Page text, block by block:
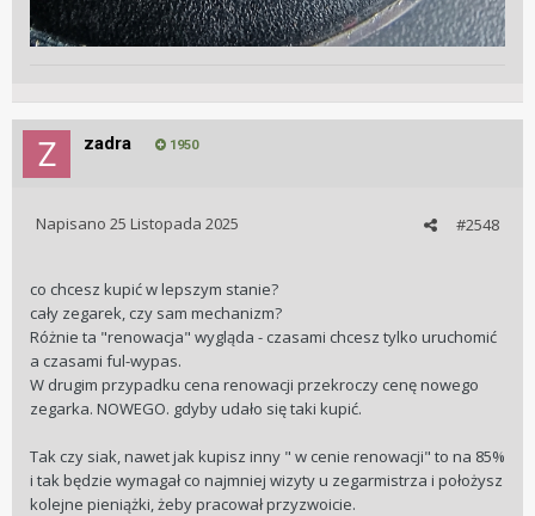
zadra 1950
#2548
Napisano 25 Listopada 2025
co chcesz kupić w lepszym stanie?
cały zegarek, czy sam mechanizm?
Różnie ta "renowacja" wygląda - czasami chcesz tylko uruchomić
a czasami ful-wypas.
W drugim przypadku cena renowacji przekroczy cenę nowego
zegarka. NOWEGO. gdyby udało się taki kupić.
Tak czy siak, nawet jak kupisz inny " w cenie renowacji" to na 85%
i tak będzie wymagał co najmniej wizyty u zegarmistrza i położysz
kolejne pieniążki, żeby pracował przyzwoicie.